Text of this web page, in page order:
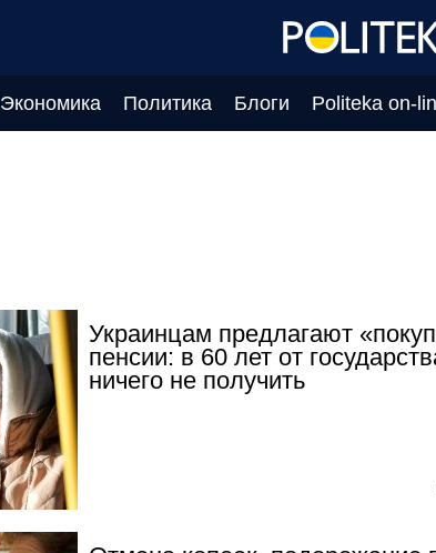
Экономика Политика Блоги Politeka on-
Украинцам предлагают
пенсии: в 60 лет от
ничего не получить